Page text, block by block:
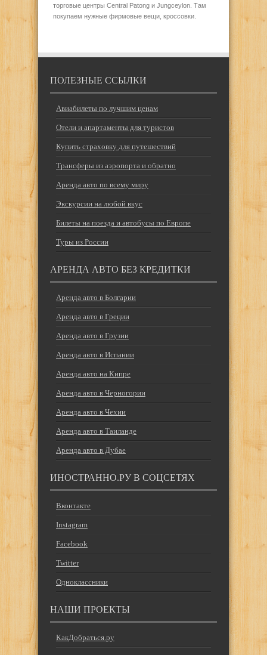
торговые центры Central Patong и Jungceylon. Там
покупаем нужные фирмовые вещи, кроссовки.
ПОЛЕЗНЫЕ ССЫЛКИ
Авиабилеты по лучшим ценам
Отели и апартаменты для туристов
Купить страховку для путешествий
Трансферы из аэропорта и обратно
Аренда авто по всему миру
Экскурсии на любой вкус
Билеты на поезда и автобусы по Европе
Туры из России
АРЕНДА АВТО БЕЗ КРЕДИТКИ
Аренда авто в Болгарии
Аренда авто в Греции
Аренда авто в Грузии
Аренда авто в Испании
Аренда авто на Кипре
Аренда авто в Черногории
Аренда авто в Чехии
Аренда авто в Таиланде
Аренда авто в Дубае
ИНОСТРАННО.РУ В СОЦСЕТЯХ
Вконтакте
Instagram
Facebook
Twitter
Одноклассники
НАШИ ПРОЕКТЫ
КакДобраться.ру